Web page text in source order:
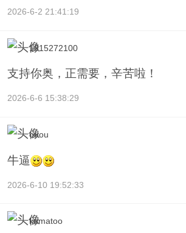
2026-6-2 21:41:19
1315272100
支持你奥，正需要，辛苦啦！
2026-6-6 15:38:29
ouou
牛逼
2026-6-10 19:52:33
kumatoo